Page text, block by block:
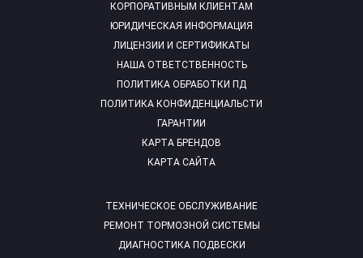
ТЕХНИЧЕСКОЕ ОБСЛУЖИВАНИЕ
РЕМОНТ ТОРМОЗНОЙ СИСТЕМЫ
ДИАГНОСТИКА ПОДВЕСКИ
КОРПОРАТИВНЫМ КЛИЕНТАМ
ЮРИДИЧЕСКАЯ ИНФОРМАЦИЯ
ЛИЦЕНЗИИ И СЕРТИФИКАТЫ
НАША ОТВЕТСТВЕННОСТЬ
ПОЛИТИКА ОБРАБОТКИ ПД
ПОЛИТИКА КОНФИДЕНЦИАЛЬСТИ
ГАРАНТИИ
КАРТА БРЕНДОВ
КАРТА САЙТА